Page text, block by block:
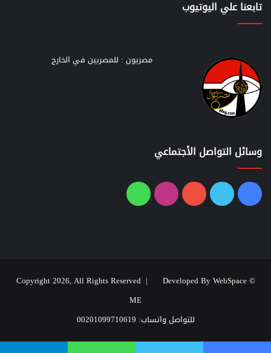
تابعنا علي اليوتيوب
مصريون : للمصريين في الخارج
وسائل التواصل الأجتماعي
فيسبوك
تويتر يوتيوبانستقرامواتساب
© Copyright 2026, All Rights Reserved |
Developed By WebSpace
ME
للتواصل واتساب: 00201099710619